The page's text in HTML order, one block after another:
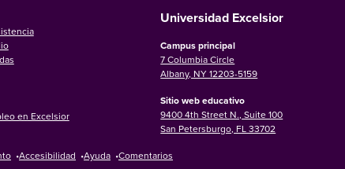
en Excelsior
Universidad Excelsior
Campus principal
7 Columbia Circle
Albany, NY 12203-5159
Sitio web educativo
9400 4th Street N., Suite 100
San Petersburgo, FL 33702
•Accesibilidad •Ayuda •Comentarios